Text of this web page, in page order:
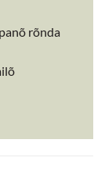
rõnda